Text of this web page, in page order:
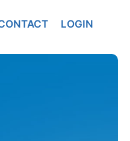
LOGIN